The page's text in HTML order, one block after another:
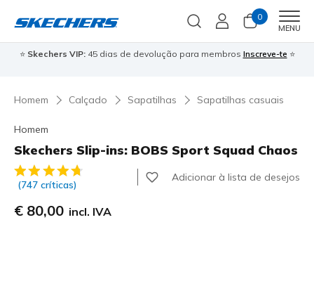
0
MENU
⭐ Skechers VIP:45 dias de devolução para membros Inscreve-te ⭐
Homem Calçado Sapatilhas Sapatilhas casuais
Homem
Skechers Slip-ins: BOBS Sport Squad Chaos
4$9 de 5 – Classificação do cliente
(747 críticas)
Adicionar à lista de desejos
€ 80,00 incl. IVA